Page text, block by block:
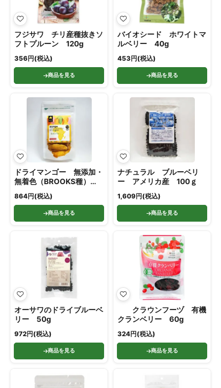
フジサワ チリ産種抜きソ
フトプルーン 120g
356円(税込)
商品を見る
バイオシード ホワイトマ
ルベリー 40g
453円(税込)
商品を見る
ドライマンゴー 無添加・
無着色（BROOKS種）
65g
864円(税込)
商品を見る
ナチュラル ブルーベリ
ー アメリカ産 100ｇ
1,609円(税込)
商品を見る
オーサワのドライブルーベ
リー 50g
972円(税込)
商品を見る
クラウンフーヅ 有機
クランベリー 60g
324円(税込)
商品を見る